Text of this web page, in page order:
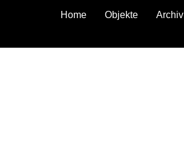
Home Objekte Archiv